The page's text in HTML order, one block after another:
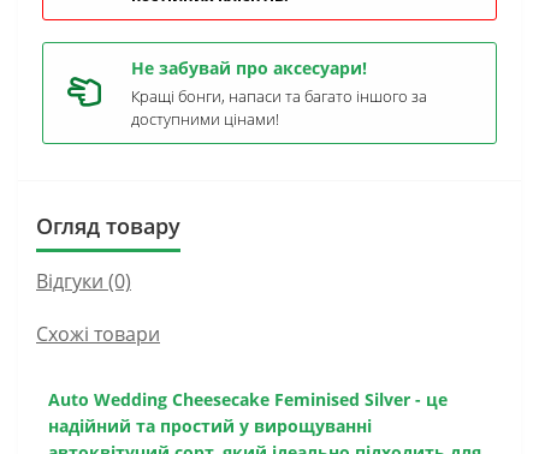
Не забувай про аксесуари!
Кращі бонги, напаси та багато іншого за
доступними цінами!
Огляд товару
Відгуки (0)
Схожі товари
Auto Wedding Cheesecake Feminised Silver - це
надійний та простий у вирощуванні